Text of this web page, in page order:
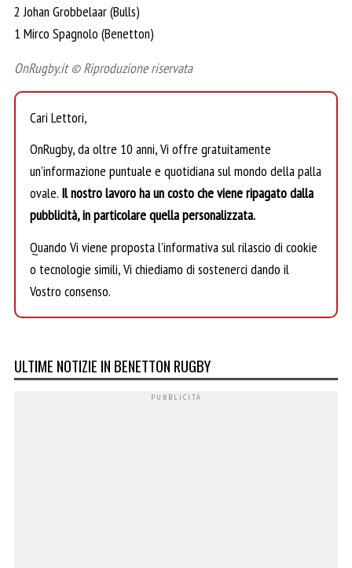
2 Johan Grobbelaar (Bulls)
1 Mirco Spagnolo (Benetton)
OnRugby.it © Riproduzione riservata
Cari Lettori,
OnRugby, da oltre 10 anni, Vi offre gratuitamente
un’informazione puntuale e quotidiana sul mondo della palla
ovale. Il nostro lavoro ha un costo che viene ripagato dalla
pubblicità, in particolare quella personalizzata.
Quando Vi viene proposta l’informativa sul rilascio di cookie
o tecnologie simili, Vi chiediamo di sostenerci dando il
Vostro consenso.
ULTIME NOTIZIE IN BENETTON RUGBY